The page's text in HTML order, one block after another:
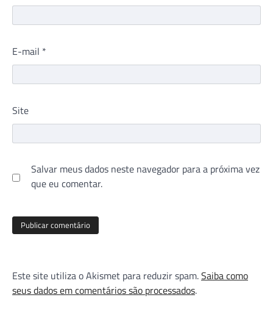
E-mail *
Site
Salvar meus dados neste navegador para a próxima vez
que eu comentar.
Este site utiliza o Akismet para reduzir spam.Saiba como
seus dados em comentários são processados.